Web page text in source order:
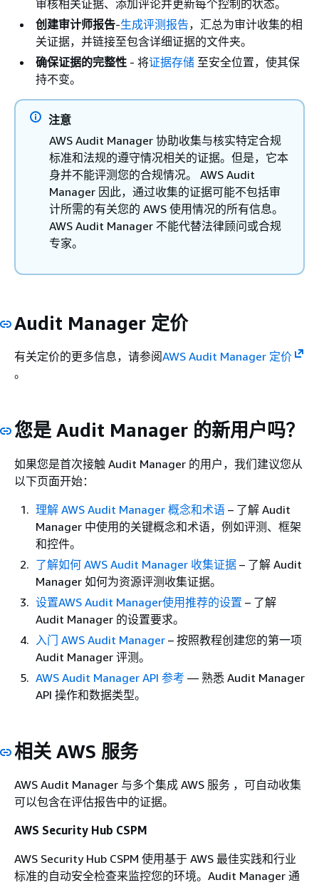
审核相关证据、添加评论并更新每个控制的状态。
创建审计师报告-生成评测报告，汇总为审计收集的相
关证据，并链接至包含详细证据的文件夹。
确保证据的完整性 - 将证据存储 至安全位置，使其保
持不变。
注意
AWS Audit Manager 协助收集与核实特定合规
标准和法规的遵守情况相关的证据。但是，它本
身并不能评测您的合规情况。 AWS Audit
Manager 因此，通过收集的证据可能不包括审
计所需的有关您的 AWS 使用情况的所有信息。
AWS Audit Manager 不能代替法律顾问或合规
专家。
Audit Manager 定价
有关定价的更多信息，请参阅AWS Audit Manager 定价
。
您是 Audit Manager 的新用户吗？
如果您是首次接触 Audit Manager 的用户，我们建议您从
以下页面开始：
理解 AWS Audit Manager 概念和术语 – 了解 Audit
Manager 中使用的关键概念和术语，例如评测、框架
和控件。
了解如何 AWS Audit Manager 收集证据 – 了解 Audit
Manager 如何为资源评测收集证据。
设置AWS Audit Manager使用推荐的设置 – 了解
Audit Manager 的设置要求。
入门 AWS Audit Manager – 按照教程创建您的第一项
Audit Manager 评测。
AWS Audit Manager API 参考 — 熟悉 Audit Manager
API 操作和数据类型。
相关 AWS 服务
AWS Audit Manager 与多个集成 AWS 服务 ，可自动收集
可以包含在评估报告中的证据。
AWS Security Hub CSPM
AWS Security Hub CSPM 使用基于 AWS 最佳实践和行业
标准的自动安全检查来监控您的环境。Audit Manager 通